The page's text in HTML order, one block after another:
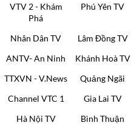
VTV 2 - Khám
Phá
Phú Yên TV
Nhân Dân TV Lâm Đồng TV
ANTV- An Ninh
Khánh Hoà TV
TTXVN - V.News
Quảng Ngãi
Channel VTC 1
Gia Lai TV
Hà Nội TV
Bình Thuận